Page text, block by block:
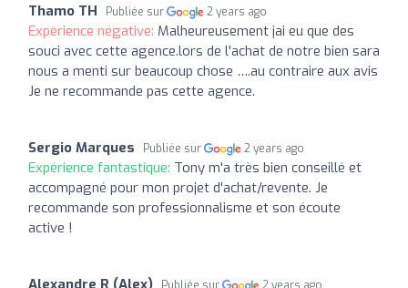
Thamo TH Publiée sur 2 years ago
Expérience négative: Malheureusement jai eu que des
souci avec cette agence.lors de l'achat de notre bien sara
nous a menti sur beaucoup chose ….au contraire aux avis
Je ne recommande pas cette agence.
Sergio Marques Publiée sur 2 years ago
Expérience fantastique: Tony m'a très bien conseillé et
accompagné pour mon projet d'achat/revente. Je
recommande son professionnalisme et son écoute
active !
Alexandre R (Alex) Publiée sur 2 years ago